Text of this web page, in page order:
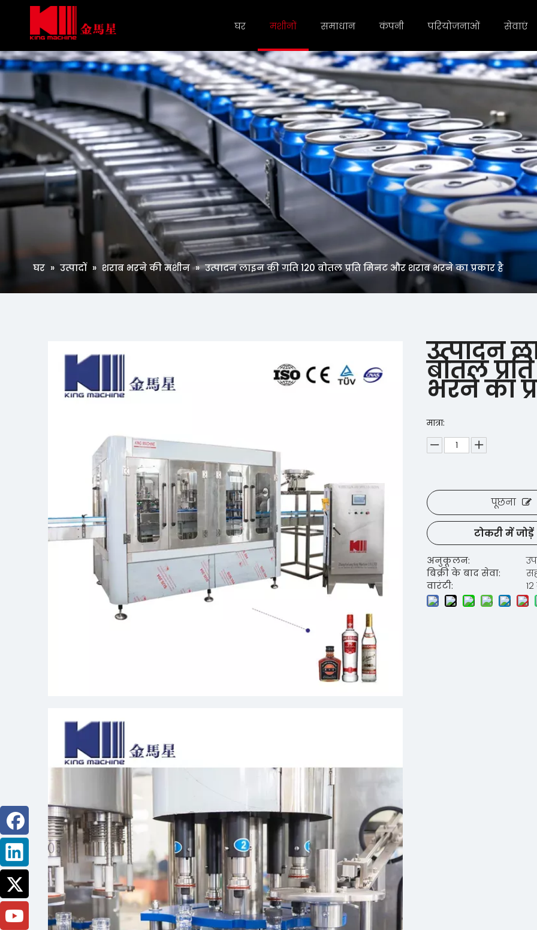
घर मशीनों समाधान कंपनी परियोजनाओं सेवाएं
घर » उत्पादों » शराब भरने की मशीन » उत्पादन लाइन की गति 120 बोतल प्रति मिनट और शराब भरने का प्रकार है
उत्पादन
बोतल
भरने का
मात्रा:
पूछना
टोकरी में जोड़ें
अनुकूलन:
बिक्री के बाद सेवा:
वारंटी: